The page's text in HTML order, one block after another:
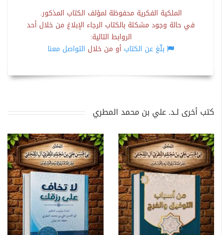
الملكية الفكرية محفوظة لمؤلف الكتاب المذكور.
في حالة وجود مشكلة بالكتاب الرجاء الإبلاغ من خلال أحد
الروابط التالية:
بلّغ عن الكتاب أو من خلال التواصل معنا
كتب أخرى لـد. علي بن محمد المطري